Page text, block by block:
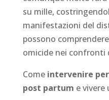
su mille,
manifestazioni del
possono
omicide nei confronti
Comeintervenire per
post partum e vivere